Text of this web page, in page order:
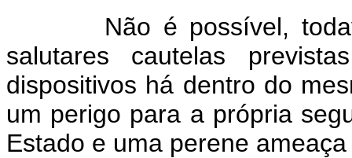
Não é possível,
salutares cautelas
dispositivos há dentro do
um perigo para a própria
Estado e uma perene